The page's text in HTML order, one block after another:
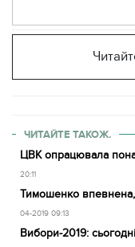
ЧИТАЙТЕ ТАКОЖ.
ЦВК опрацювала
20:11
Тимошенко
04-2019 09:13
Вибори-2019: сьогодні